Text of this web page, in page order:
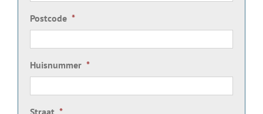
Postcode *
Huisnummer *